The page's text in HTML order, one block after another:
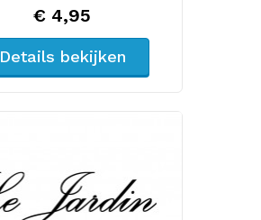
€ 4,95
Details bekijken